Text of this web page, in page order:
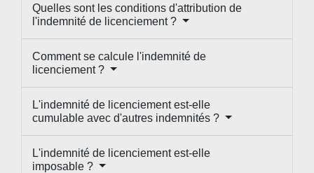
Quelles sont les conditions d'attribution de
l'indemnité de licenciement ?
Comment se calcule l'indemnité de
licenciement ?
L'indemnité de licenciement est-elle
cumulable avec d'autres indemnités ?
L'indemnité de licenciement est-elle
imposable ?